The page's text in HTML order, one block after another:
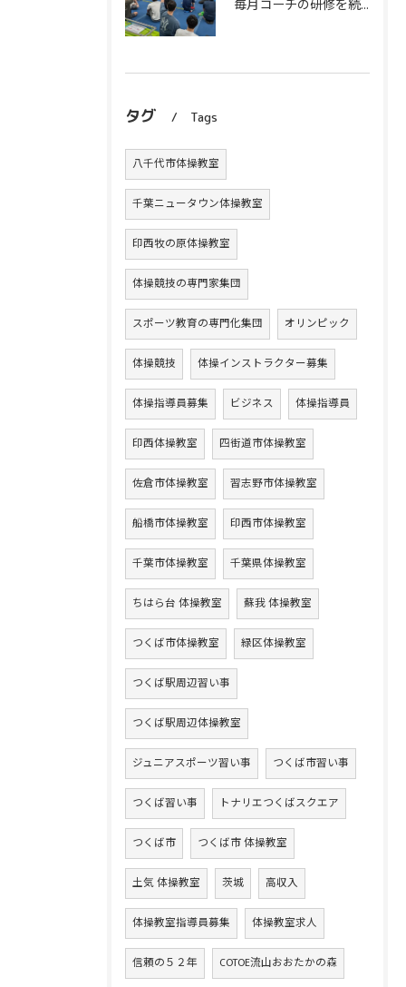
毎月コーチの研修を続けます！
タグ Tags
八千代市体操教室
千葉ニュータウン体操教室
印西牧の原体操教室
体操競技の専門家集団
スポーツ教育の専門化集団 オリンピック
体操競技 体操インストラクター募集
体操指導員募集 ビジネス 体操指導員
印西体操教室 四街道市体操教室
佐倉市体操教室 習志野市体操教室
船橋市体操教室 印西市体操教室
千葉市体操教室 千葉県体操教室
ちはら台 体操教室 蘇我 体操教室
つくば市体操教室 緑区体操教室
つくば駅周辺習い事
つくば駅周辺体操教室
ジュニアスポーツ習い事 つくば市習い事
つくば習い事 トナリエつくばスクエア
つくば市 つくば市 体操教室
土気 体操教室 茨城 高収入
体操教室指導員募集 体操教室求人
信頼の５２年 COTOE流山おおたかの森